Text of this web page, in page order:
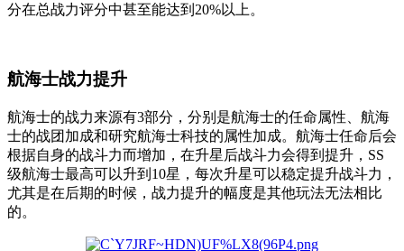
分在总战力评分中甚至能达到20%以上。
航海士战力提升
航海士的战力来源有3部分，分别是航海士的任命属性、航海
士的战团加成和研究航海士科技的属性加成。航海士任命后会
根据自身的战斗力而增加，在升星后战斗力会得到提升，SS
级航海士最高可以升到10星，每次升星可以稳定提升战斗力，
尤其是在后期的时候，战力提升的幅度是其他玩法无法相比
的。